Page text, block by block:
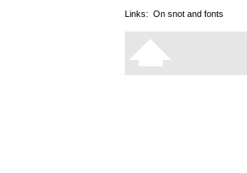
Links: On snot and fonts